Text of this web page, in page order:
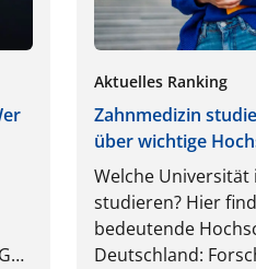
Aktuelles Ranking
Zahnmedizin
über wichtige
Welche Universität
studieren? Hier
bedeutende
Deutschland: